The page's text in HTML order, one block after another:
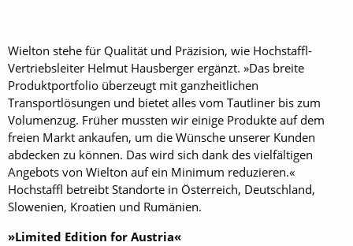
Wielton stehe für Qualität und Präzision, wie Hochstaffl-
Vertriebsleiter Helmut Hausberger ergänzt. »Das breite
Produktportfolio überzeugt mit ganzheitlichen
Transportlösungen und bietet alles vom Tautliner bis zum
Volumenzug. Früher mussten wir einige Produkte auf dem
freien Markt ankaufen, um die Wünsche unserer Kunden
abdecken zu können. Das wird sich dank des vielfältigen
Angebots von Wielton auf ein Minimum reduzieren.«
Hochstaffl betreibt Standorte in Österreich, Deutschland,
Slowenien, Kroatien und Rumänien.
»Limited Edition for Austria«